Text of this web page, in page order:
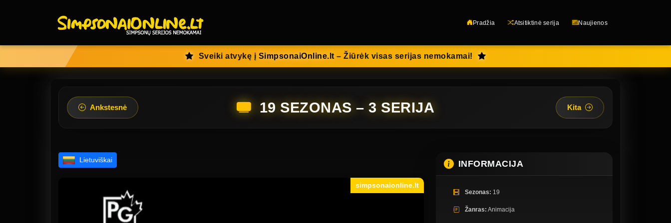
Pradžia Atsitiktinė serija Naujienos
Sveiki atvykę į SimpsonaiOnline.lt – Žiūrėk visas serijas nemokamai!
Ankstesnė 19 SEZONAS – 3 SERIJA Kita
Lietuviškai
simpsonaionline.lt
INFORMACIJA
Sezonas: 19
Žanras: Animacija